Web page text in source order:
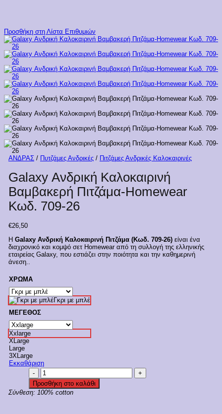
Προσθήκη στη Λίστα Επιθυμιών
ΑΝΔΡΑΣ / Πυτζάμες Ανδρικές / Πιτζάμες Ανδρικές Καλοκαιρινές
Galaxy Ανδρική Καλοκαιρινή
Βαμβακερή Πιτζάμα-Homewear
Κωδ. 709-26
€26,50
Η Galaxy Ανδρική Καλοκαιρινή Πιτζάμα (Κωδ. 709-26)είναι ένα
διαχρονικό και κομψό σετ Homewear από τη συλλογή της ελληνικής
εταιρείας Galaxy, που εστιάζει στην ποιότητα και την καθημερινή
άνεση..
ΧΡΩΜΑ
Γκρι με μπλέ
ΜΕΓΕΘΟΣ
Xxlarge
XLarge
Large
3XLarge
Εκκαθάριση
Galaxy
Ανδρική
Καλοκαιρινή
Βαμβακερή
Προσθήκη στο καλάθι
Σύνθεση: 100% cotton